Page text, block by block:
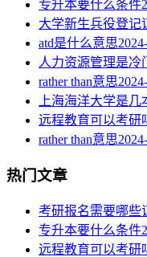
专升本要什么条件
大学新生兵役登记
atd是什么意思
人力资源管理是冷
rather than意思
上海海洋大学是几
远程教育可以考研
rather than意思
热门文章
考研报名需要哪些
专升本要什么条件
远程教育可以考研